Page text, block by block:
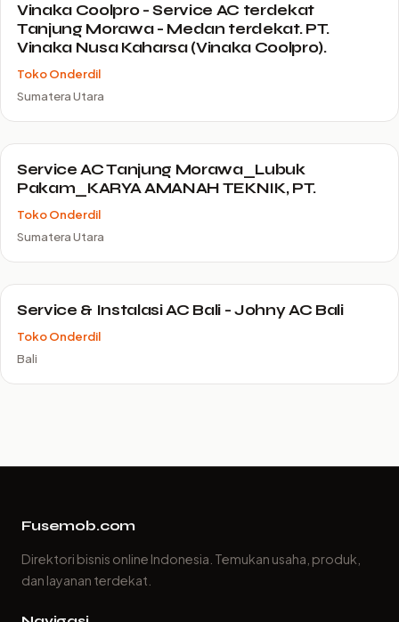
Vinaka Coolpro - Service AC terdekat
Tanjung Morawa - Medan terdekat. PT.
Vinaka Nusa Kaharsa (Vinaka Coolpro).
Toko Onderdil
Sumatera Utara
Service AC Tanjung Morawa_Lubuk
Pakam_KARYA AMANAH TEKNIK, PT.
Toko Onderdil
Sumatera Utara
Service & Instalasi AC Bali - Johny AC Bali
Toko Onderdil
Bali
Fusemob.com
Direktori bisnis online Indonesia. Temukan usaha, produk,
dan layanan terdekat.